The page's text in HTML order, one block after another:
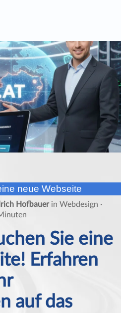
neue Webseite
Hofbauerin Webdesign ·
Sie eine
Erfahren
auf das